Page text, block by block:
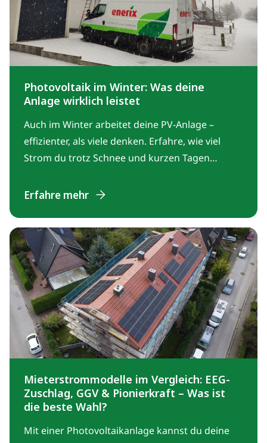
Photovoltaik im Winter: Was deine
Anlage wirklich leistet
Auch im Winter arbeitet deine PV-Anlage –
effizienter, als viele denken. Erfahre, wie viel
Strom du trotz Schnee und kurzen Tagen
mit cleverer Planung das Beste aus der dunklen
Erfahre mehr
Mieterstrommodelle im Vergleich: EEG-
Zuschlag, GGV & Pionierkraft – Was ist
die beste Wahl?
Mit einer Photovoltaikanlage kannst du deine